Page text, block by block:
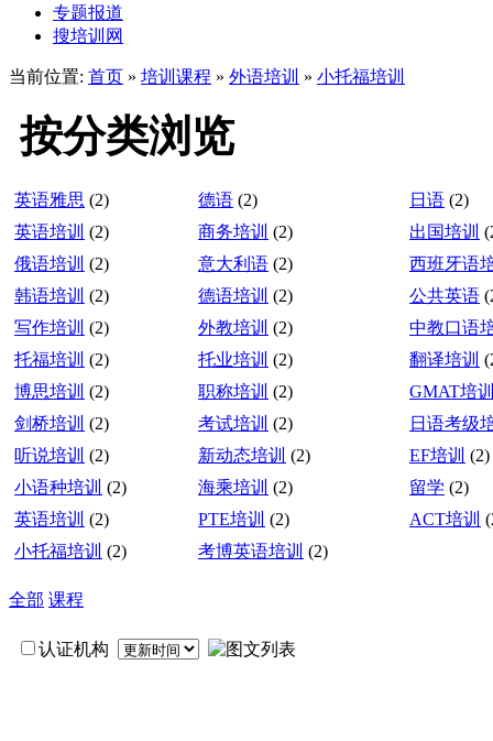
专题报道
搜培训网
当前位置: 首页 » 培训课程 » 外语培训 » 小托福培训
按分类浏览
英语雅思 (2) 德语 (2) 日语 (2)
英语培训 (2) 商务培训 (2) 出国培训
俄语培训 (2) 意大利语 (2)
西班牙语
韩语培训 (2) 德语培训 (2) 公共英语
写作培训 (2) 外教培训 (2)
中教口语
托福培训 (2) 托业培训 (2) 翻译培训
博思培训 (2) 职称培训 (2)
GMAT培
剑桥培训 (2) 考试培训 (2)
日语考级
听说培训 (2) 新动态培训 (2) EF培训 (2)
小语种培训 (2) 海乘培训 (2) 留学 (2)
英语培训 (2) PTE培训 (2) ACT培训
小托福培训 (2) 考博英语培训 (2)
全部 课程
认证机构